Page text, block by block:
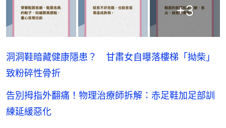
+3
洞洞鞋暗藏健康隱患？ 甘肅女自曝落樓梯「拗柴」
致粉碎性骨折
告別拇指外翻痛！物理治療師拆解：赤足鞋加足部訓
練延緩惡化